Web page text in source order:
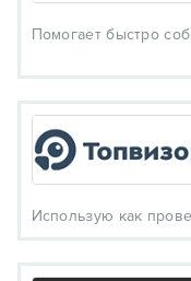
Помогает быстро
Использую как